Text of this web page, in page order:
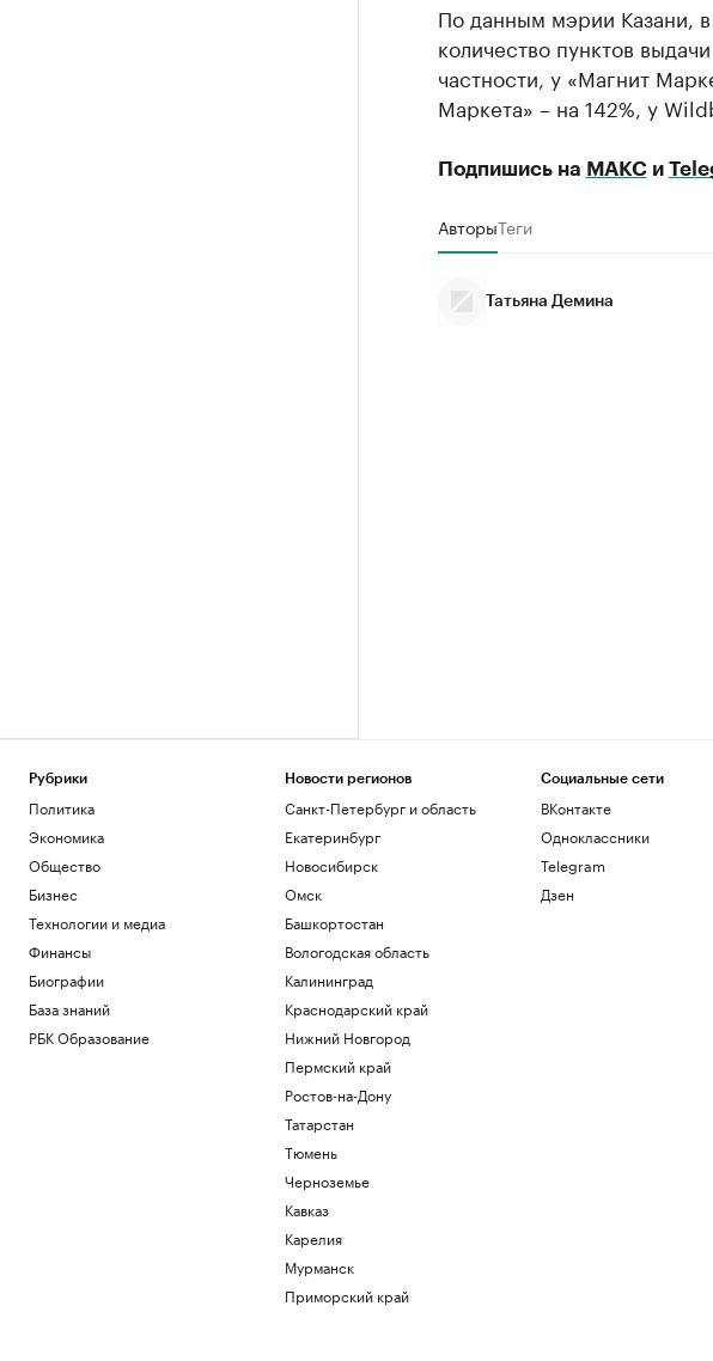
По данным мэрии Казани,
количество пунктов
частности, у «Магнит
Маркета» – на 142%, у
Подпишись на МАКСи
АвторыТеги
Татьяна Демина
Рубрики
Политика
Экономика
Общество
Бизнес
Технологии и медиа
Финансы
Биографии
База знаний
РБК Образование
Новости регионов
Санкт-Петербург и область
Екатеринбург
Новосибирск
Омск
Башкортостан
Вологодская область
Калининград
Краснодарский край
Нижний Новгород
Пермский край
Ростов-на-Дону
Татарстан
Тюмень
Черноземье
Кавказ
Карелия
Мурманск
Приморский край
Социальные сети
ВКонтакте
Одноклассники
Telegram
Дзен